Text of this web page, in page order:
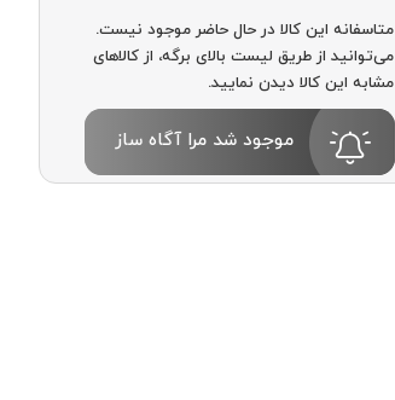
متاسفانه این کالا در حال حاضر موجود نیست.
می‌توانید از طریق لیست بالای برگه، از کالاهای
مشابه این کالا دیدن نمایید.
موجود شد مرا آگاه ساز